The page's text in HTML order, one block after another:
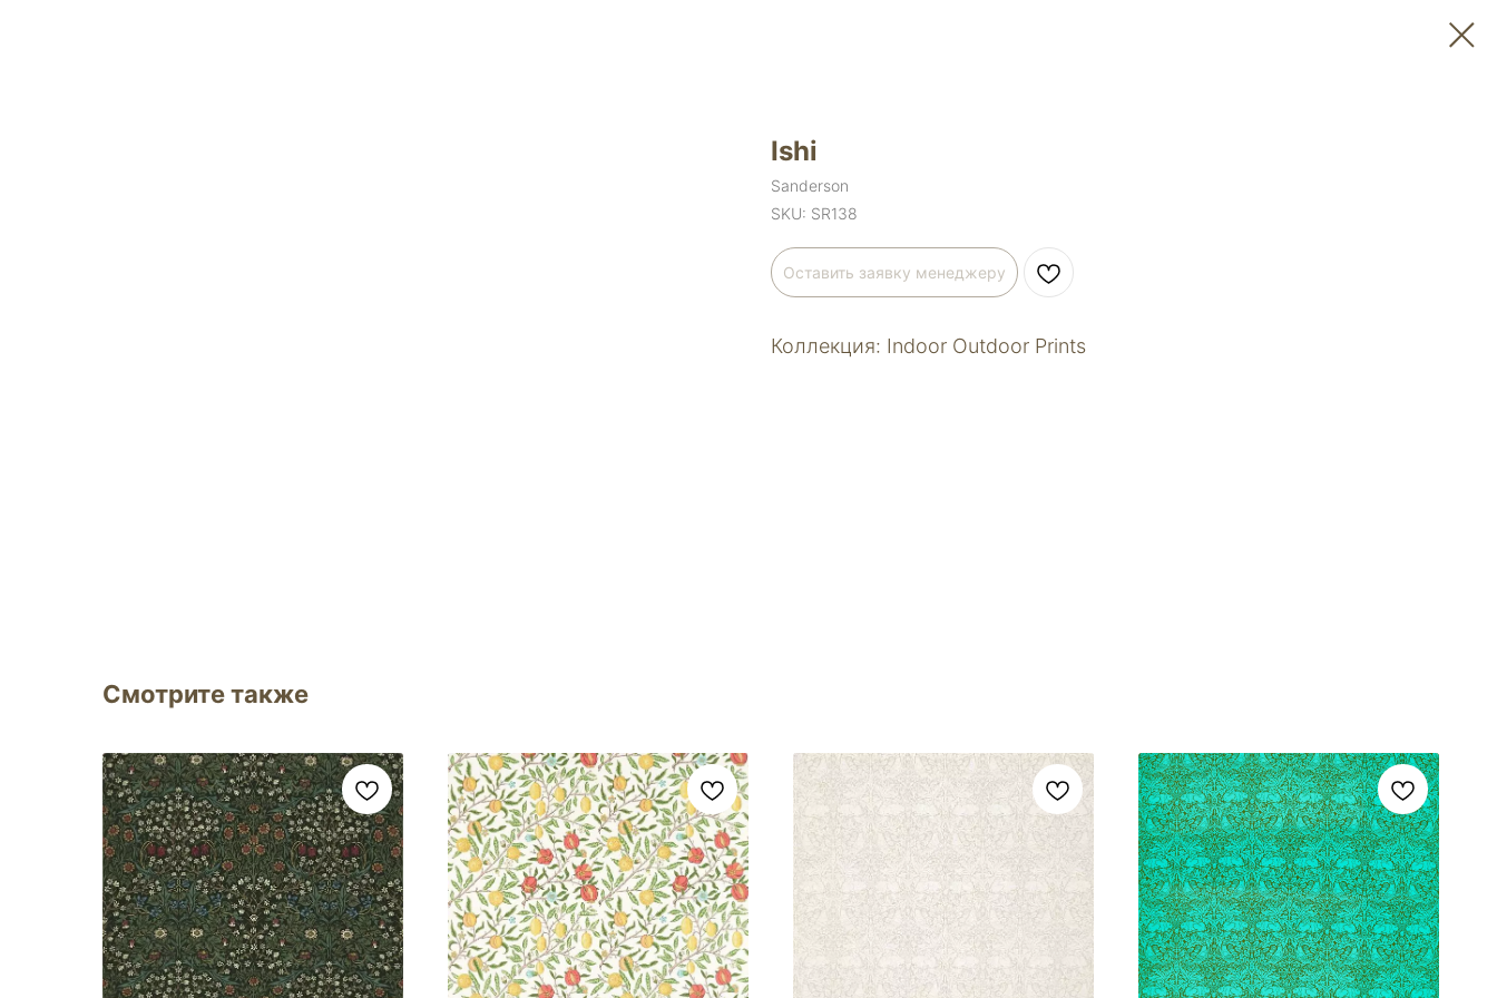
Ishi
Sanderson
SKU: SR138
Оставить заявку менеджеру
Коллекция: Indoor Outdoor Prints
Смотрите также